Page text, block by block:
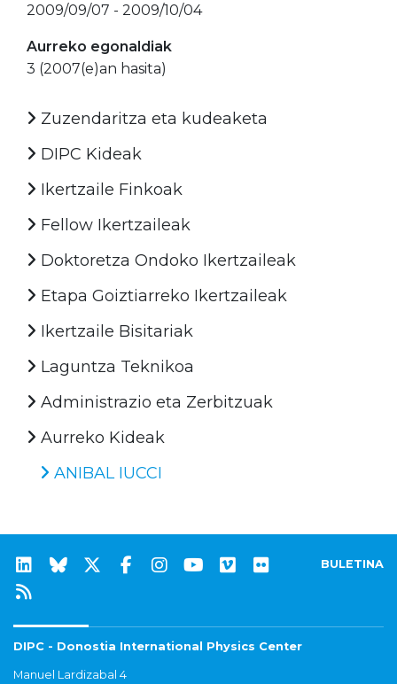
2009/09/07 - 2009/10/04
Aurreko egonaldiak
3 (2007(e)an hasita)
Zuzendaritza eta kudeaketa
DIPC Kideak
Ikertzaile Finkoak
Fellow Ikertzaileak
Doktoretza Ondoko Ikertzaileak
Etapa Goiztiarreko Ikertzaileak
Ikertzaile Bisitariak
Laguntza Teknikoa
Administrazio eta Zerbitzuak
Aurreko Kideak
ANIBAL IUCCI
BULETINA
DIPC - Donostia International Physics Center
Manuel Lardizabal 4